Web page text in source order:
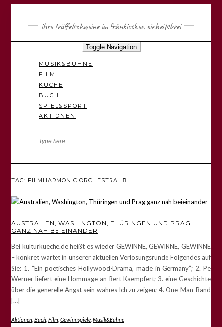
ihre trüffelschweine im fränkischen einheitsbrei
Toggle Navigation
MUSIK&BÜHNE
FILM
KÜCHE
BUCH
SPIEL&SPORT
AKTIONEN
TAG: FILMHARMONIC ORCHESTRA
AUSTRALIEN, WASHINGTON, THÜRINGEN UND PRAG
GANZ NAH BEIEINANDER
Bei kulturkueche.de heißt es wieder GEWINNE, GEWINNE, GEWINNE
– konkret wartet in unserer aktuellen Verlosungsrunde Folgendes auf
Sie: 1. “Ein poetisches Hollywood-Drama, made in Germany”; 2. Pe
Werner liefert eine Hommage an Bert Kaempfert; 3. eine Geschichte
über die generelle Angst sein wahres Ich zu zeigen; 4. One-Man-Band
[…]
Aktionen Buch Film Gewinnspiele Musik&Bühne